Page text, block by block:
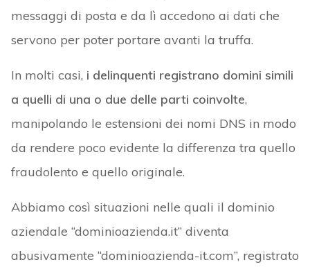
messaggi di posta e da lì accedono ai dati che
servono per poter portare avanti la truffa.
In molti casi, i delinquenti registrano domini simili
a quelli di una o due delle parti coinvolte,
manipolando le estensioni dei nomi DNS in modo
da rendere poco evidente la differenza tra quello
fraudolento e quello originale.
Abbiamo così situazioni nelle quali il dominio
aziendale “dominioazienda.it” diventa
abusivamente “dominioazienda-it.com”, registrato